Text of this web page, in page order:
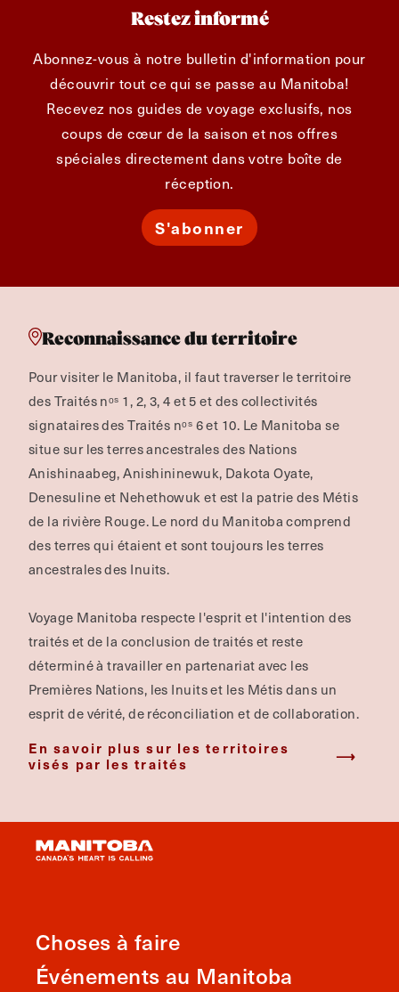
Restez informé
Abonnez-vous à notre bulletin d'information pour
découvrir tout ce qui se passe au Manitoba!
Recevez nos guides de voyage exclusifs, nos
coups de cœur de la saison et nos offres
spéciales directement dans votre boîte de
réception.
S'abonner
Reconnaissance du territoire
Pour visiter le Manitoba, il faut traverser le territoire
des Traités nᵒˢ 1, 2, 3, 4 et 5 et des collectivités
signataires des Traités nᵒˢ 6 et 10. Le Manitoba se
situe sur les terres ancestrales des Nations
Anishinaabeg, Anishininewuk, Dakota Oyate,
Denesuline et Nehethowuk et est la patrie des Métis
de la rivière Rouge.Le nord du Manitoba comprend
des terres qui étaient et sont toujours les terres
ancestrales des Inuits.
Voyage Manitoba respecte l'esprit et l'intention des
traités et de la conclusion de traités et reste
déterminé à travailler en partenariat avec les
Premières Nations, les Inuits et les Métis dans un
esprit de vérité, de réconciliation et de collaboration.
En savoir plus sur les territoires
visés par les traités
Choses à faire
Événements au Manitoba